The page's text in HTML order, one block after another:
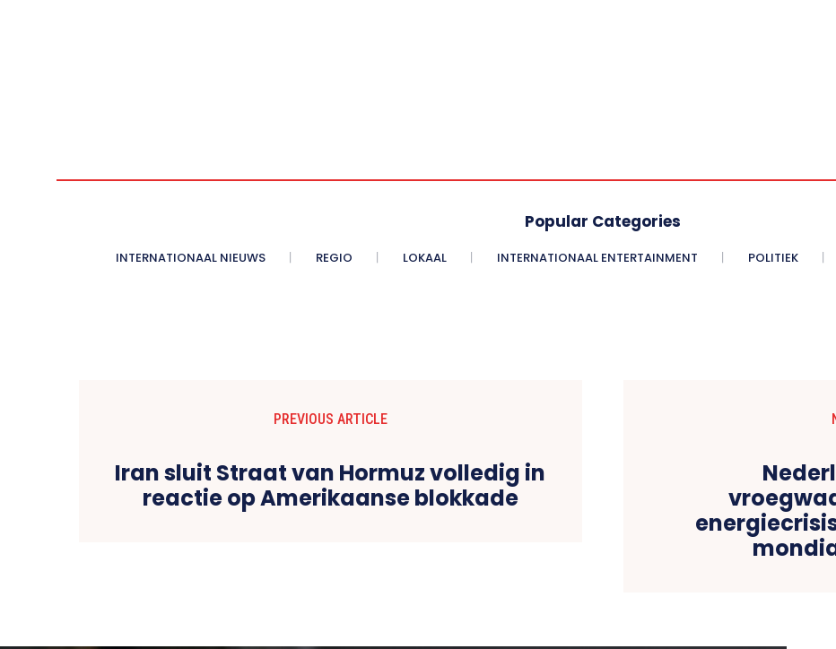
Popular Categories
INTERNATIONAAL NIEUWS REGIO LOKAAL INTERNATIONAAL ENTERTAINMENT POLITIEK
PREVIOUS ARTICLE
Iran sluit Straat van Hormuz volledig in
reactie op Amerikaanse blokkade